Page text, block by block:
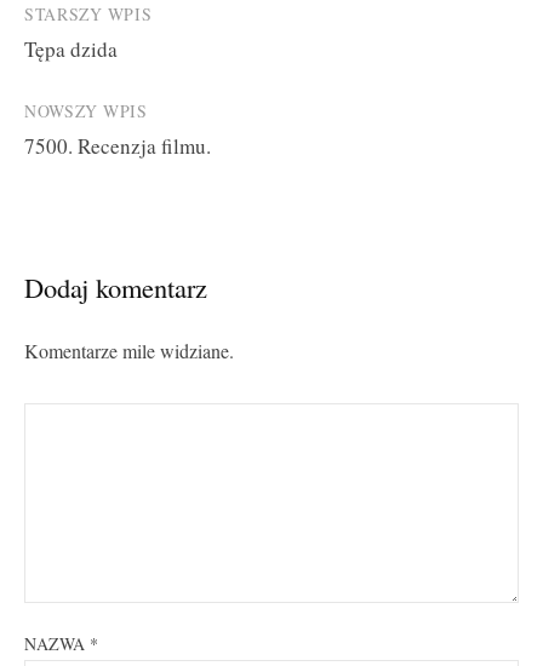
Post
navigation
STARSZY WPIS
Tępa dzida
NOWSZY WPIS
7500. Recenzja filmu.
Dodaj komentarz
Komentarze mile widziane.
NAZWA *